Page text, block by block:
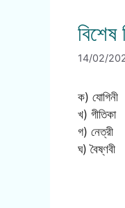
বিশেষ
14/02/
ক) যোগিনী
খ) গীতিকা
গ) নেত্রী
ঘ) বৈষ্ণবী